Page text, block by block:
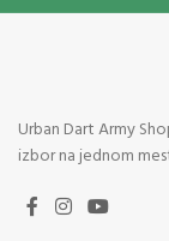
Urban Dart Army
izbor na jednom